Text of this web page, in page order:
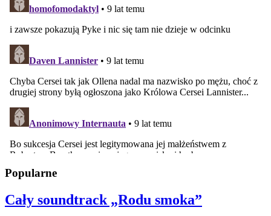
Popularne
Cały soundtrack „Rodu smoka”